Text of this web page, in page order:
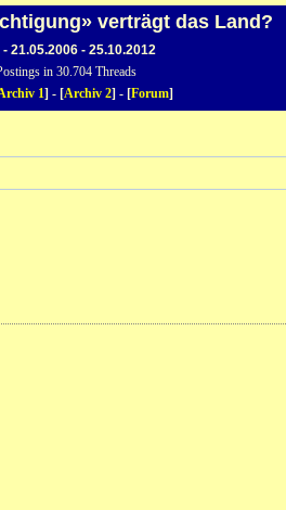
verträgt das Land?
- 21.05.2006 - 25.10.2012
in 30.704 Threads
1] - [Archiv 2] - [Forum]